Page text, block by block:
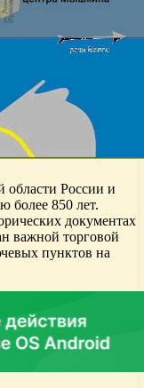
области России и
более 850 лет.
документах
важной торговой
пунктов на